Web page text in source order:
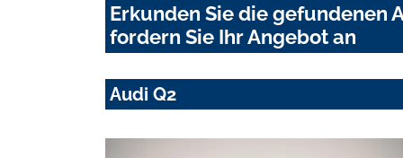
Erkunden Sie die gefundenen
fordern Sie Ihr Angebot an
Audi Q2